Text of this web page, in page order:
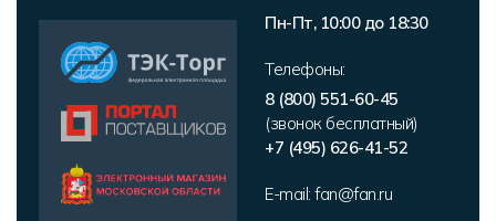
Пн-Пт, 10:00 до 18:30
Телефоны:
8 (800) 551-60-45
(звонок бесплатный)
+7 (495) 626-41-52
E-mail: fan@fan.ru